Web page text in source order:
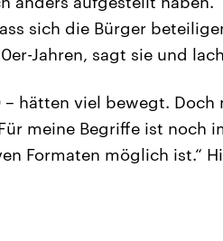
sich die Bürger
Jahren, sagt sie und
hätten viel bewegt.
meine Begriffe ist noch
Formaten möglich ist.“